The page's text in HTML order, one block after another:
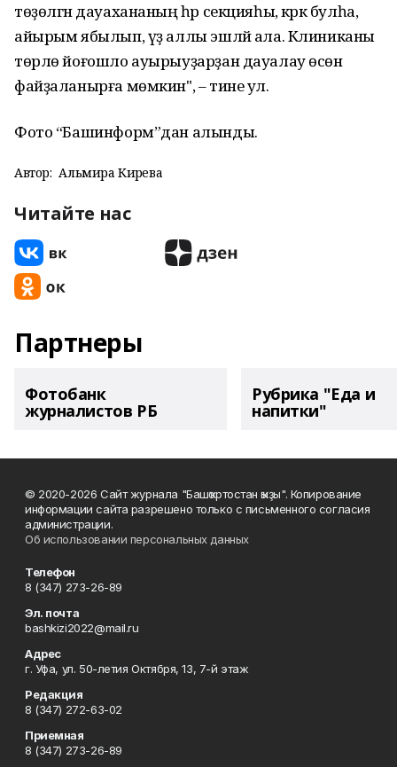
төҙөлгән дауахананың һәр секцияһы, кәрәк булһа,
айырым ябылып, үҙ аллы эшләй ала. Клиниканы
төрлө йоғошло ауырыуҙарҙан дауалау өсөн
файҙаланырға мөмкин", – тине ул.
Фото “Башинформ”дан алынды.
Автор: Альмира Кирәева
Читайте нас
Партнеры
Фотобанк
журналистов РБ
Рубрика "Еда и
напитки"
© 2020-2026 Сайт журнала "Башҡортостан ҡыҙы". Копирование
информации сайта разрешено только с письменного согласия
администрации.
Об использовании персональных данных
Телефон
8 (347) 273-26-89
Эл. почта
bashkizi2022@mail.ru
Адрес
г. Уфа, ул. 50-летия Октября, 13, 7-й этаж
Редакция
8 (347) 272-63-02
Приемная
8 (347) 273-26-89